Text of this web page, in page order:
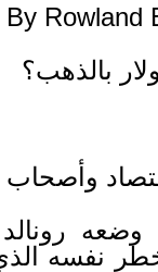
By Rowland
بالذهب؟
رونالد
نفسه